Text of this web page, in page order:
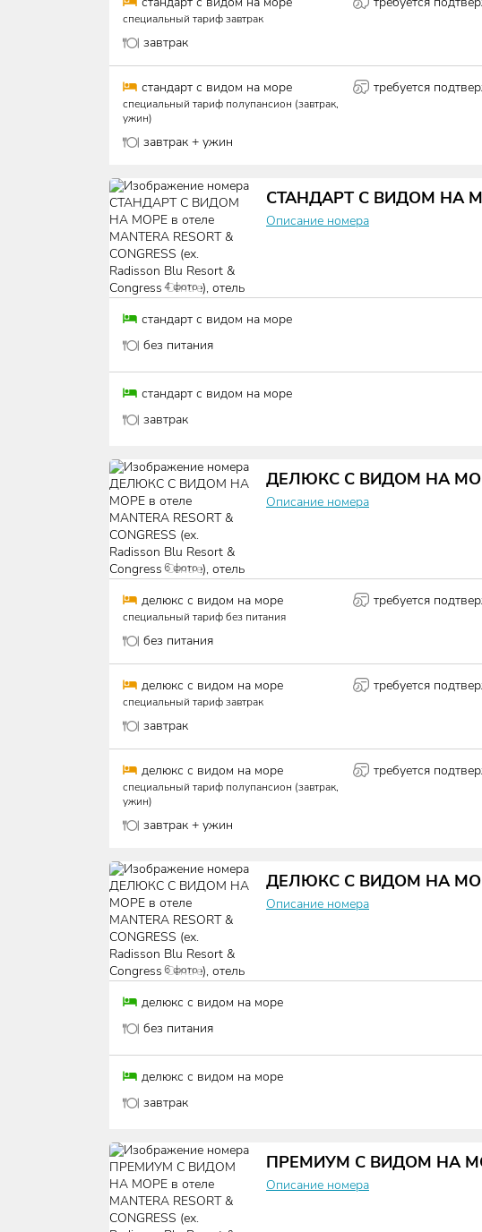
стандарт с видом на море
специальный тариф завтрак
завтрак
требуется
стандарт с видом на море
специальный тариф полупансион (завтрак,
ужин)
завтрак + ужин
требуется
4фото
СТАНДАРТ С ВИДОМ НА
Описание номера
стандарт с видом на море
без питания
стандарт с видом на море
завтрак
6фото
ДЕЛЮКС С ВИДОМ НА
Описание номера
делюкс с видом на море
специальный тариф без питания
без питания
требуется
делюкс с видом на море
специальный тариф завтрак
завтрак
требуется
делюкс с видом на море
специальный тариф полупансион (завтрак,
ужин)
завтрак + ужин
требуется
6фото
ДЕЛЮКС С ВИДОМ НА
Описание номера
делюкс с видом на море
без питания
делюкс с видом на море
завтрак
ПРЕМИУМ С ВИДОМ НА
Описание номера